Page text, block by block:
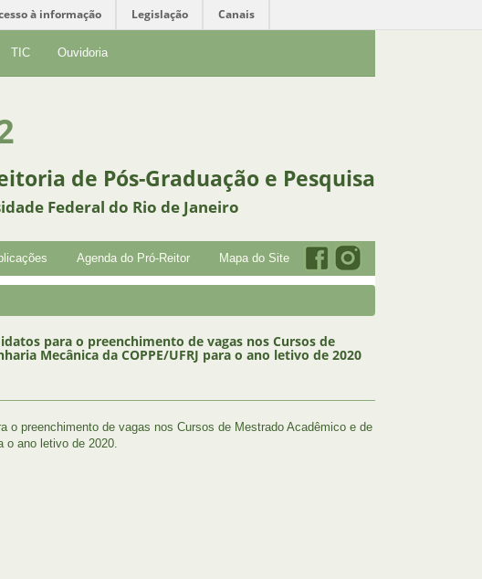
à informação Legislação Canais
TIC Ouvidoria
de Pós-Graduação e Pesquisa
Federal do Rio de Janeiro
Agenda do Pró-Reitor Mapa do Site
para o preenchimento de vagas nos Cursos de
Mecânica da COPPE/UFRJ para o ano letivo de 2020
preenchimento de vagas nos Cursos de Mestrado Acadêmico e de
o ano letivo de 2020.